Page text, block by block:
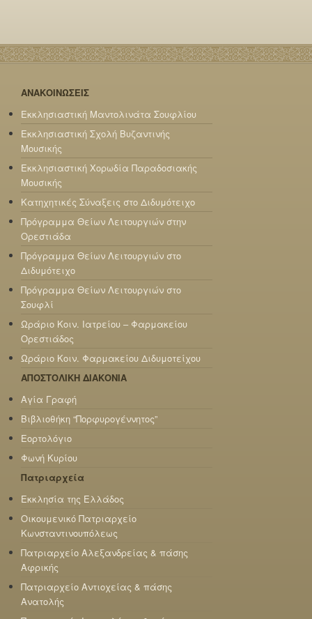
ΑΝΑΚΟΙΝΩΣΕΙΣ
Εκκλησιαστική Μαντολινάτα Σουφλίου
Εκκλησιαστική Σχολή Βυζαντινής
Μουσικής
Εκκλησιαστική Χορωδία Παραδοσιακής
Μουσικής
Κατηχητικές Σύναξεις στο Διδυμότειχο
Πρόγραμμα Θείων Λειτουργιών στην
Ορεστιάδα
Πρόγραμμα Θείων Λειτουργιών στο
Διδυμότειχο
Πρόγραμμα Θείων Λειτουργιών στο
Σουφλί
Ωράριο Κοιν. Ιατρείου – Φαρμακείου
Ορεστιάδος
Ωράριο Κοιν. Φαρμακείου Διδυμοτείχου
ΑΠΟΣΤΟΛΙΚΗ ΔΙΑΚΟΝΙΑ
Αγία Γραφή
Βιβλιοθήκη “Πορφυρογέννητος”
Εορτολόγιο
Φωνή Κυρίου
Πατριαρχεία
Εκκλησία της Ελλάδος
Οικουμενικό Πατριαρχείο
Κωνσταντινουπόλεως
Πατριαρχείο Αλεξανδρείας & πάσης
Αφρικής
Πατριαρχείο Αντιοχείας & πάσης
Ανατολής